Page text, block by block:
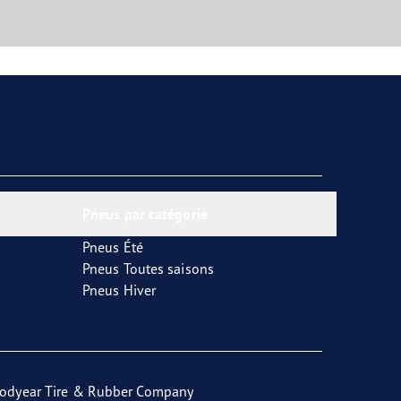
Pneus Été
Pneus Toutes saisons
Pneus Hiver
Tire & Rubber Company